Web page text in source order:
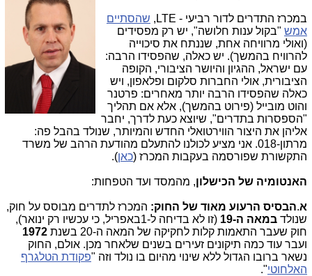
במכרז התדרים לדור רביעי - LTE,
שהסתיים
אמש "בקול ענות חלושה", יש רק מפסידים
(ואולי מרוויחה אחת, שננתח את סיכוייה
להרוויח בהמשך). יש כאלה, שהפסידו הרבה:
עם ישראל, ההגיון והיושר הציבורי, הקופה
הציבורית, אולי החברות סלקום ופלאפון, ויש
כאלה שהפסידו הרבה יותר מאחרים: פרטנר
והוט מובייל (פירוט בהמשך), אלא אם תהליך
"הספסרות בתדרים", שיוצא כעת לדרך, יחבר
אליהן את היצור הווירטואלי החדש והמיותר, שנולד בהבל פה:
מרתון-018. אני מציע לכולנו להתעלם מהודעת הרהב של משרד
התקשורת שפורסמה בעקבות המכרז (כאן).
האנטומיה של הכישלון, מהמסד ועד הטפחות:
א.הבסיס הרעוע מאוד של החוק: המכרז לתדרים מבוסס על חוק,
שנולד במאה ה-19
(זו לא בדיחה ל-1באפריל, כי עכשיו רק ינואר),
חוק שעבר התאמות קלות לחקיקה של המאה ה-20 בשנת
1972
ועבר עוד כמה תיקונים זעירים בשנים שלאחר מכן. אולם, החוק
נשאר ברובו הגדול ללא שינוי מהיום בו נולד וזה "פקודת הטלגרף
האלחוטי".